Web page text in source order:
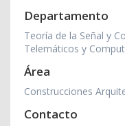
Departamento
Teoría de la Señal y
Telemáticos y
Área
Construcciones
Contacto